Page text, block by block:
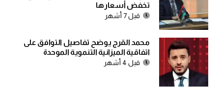
تخفض أسعارها
قبل 7 أشهر
محمد القرج يوضح تفاصيل التوافق على
اتفاقية الميزانية التنموية الموحدة
قبل 4 أشهر